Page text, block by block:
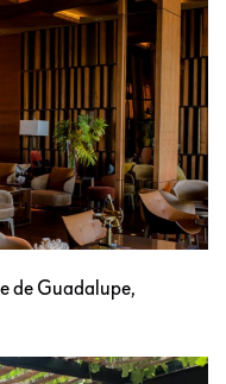
de Guadalupe,